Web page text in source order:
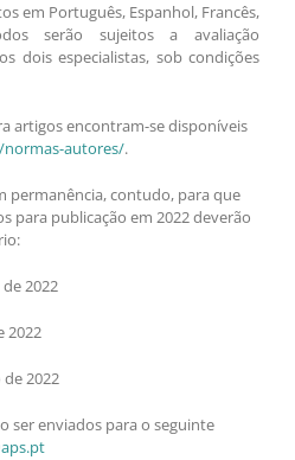
em Português, Espanhol, Francês,
serão sujeitos a avaliação
dois especialistas, sob condições
artigos encontram-se disponíveis
autores/.
permanência, contudo, para que
para publicação em 2022 deverão
2022
2022
2022
ser enviados para o seguinte